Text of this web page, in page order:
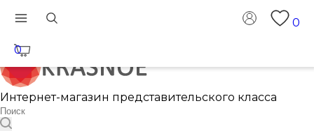
0
0
Интернет-магазин представительского класса